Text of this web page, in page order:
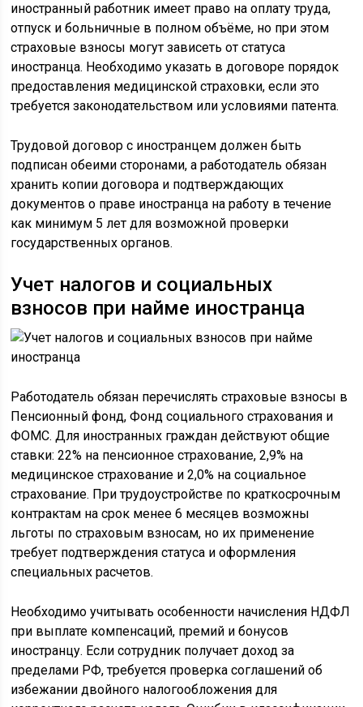
иностранный работник имеет право на оплату труда,
отпуск и больничные в полном объёме, но при этом
страховые взносы могут зависеть от статуса
иностранца. Необходимо указать в договоре порядок
предоставления медицинской страховки, если это
требуется законодательством или условиями патента.
Трудовой договор с иностранцем должен быть
подписан обеими сторонами, а работодатель обязан
хранить копии договора и подтверждающих
документов о праве иностранца на работу в течение
как минимум 5 лет для возможной проверки
государственных органов.
Учет налогов и социальных
взносов при найме иностранца
Работодатель обязан перечислять страховые взносы в
Пенсионный фонд, Фонд социального страхования и
ФОМС. Для иностранных граждан действуют общие
ставки: 22% на пенсионное страхование, 2,9% на
медицинское страхование и 2,0% на социальное
страхование. При трудоустройстве по краткосрочным
контрактам на срок менее 6 месяцев возможны
льготы по страховым взносам, но их применение
требует подтверждения статуса и оформления
специальных расчетов.
Необходимо учитывать особенности начисления НДФЛ
при выплате компенсаций, премий и бонусов
иностранцу. Если сотрудник получает доход за
пределами РФ, требуется проверка соглашений об
избежании двойного налогообложения для